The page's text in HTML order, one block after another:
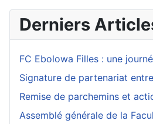
Derniers
FC Ebolowa Filles : une
Signature de partenariat
Remise de parchemins et
Assemblé générale de la